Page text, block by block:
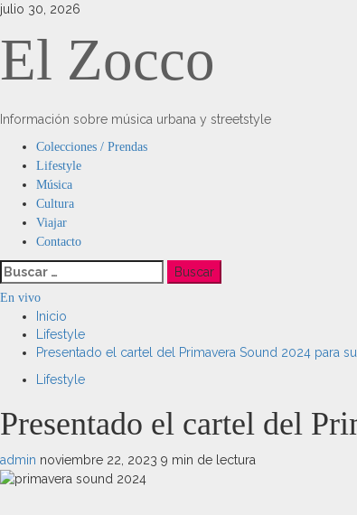
Saltar
contenido
julio 30, 2026
El Zocco
Información sobre música urbana y streetstyle
Menú
principal
Colecciones / Prendas
Lifestyle
Música
Cultura
Viajar
Contacto
Buscar:
En vivo
Inicio
Lifestyle
Presentado el cartel del Primavera Sound 2024 para
Lifestyle
Presentado el cartel del
admin noviembre 22, 2023 9 min de lectura